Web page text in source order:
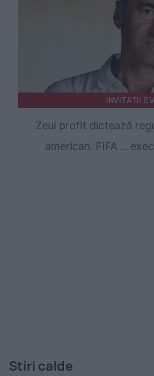
INVITATII
Zeul profit dictează
american. FIFA ...
Stiri calde